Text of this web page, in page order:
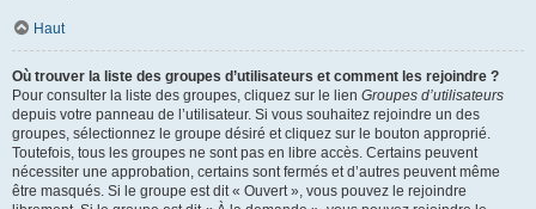
Haut
Où trouver la liste des groupes d’utilisateurs et comment les rejoindre ?
Pour consulter la liste des groupes, cliquez sur le lien Groupes d’utilisateurs
depuis votre panneau de l’utilisateur. Si vous souhaitez rejoindre un des
groupes, sélectionnez le groupe désiré et cliquez sur le bouton approprié.
Toutefois, tous les groupes ne sont pas en libre accès. Certains peuvent
nécessiter une approbation, certains sont fermés et d’autres peuvent même
être masqués. Si le groupe est dit « Ouvert », vous pouvez le rejoindre